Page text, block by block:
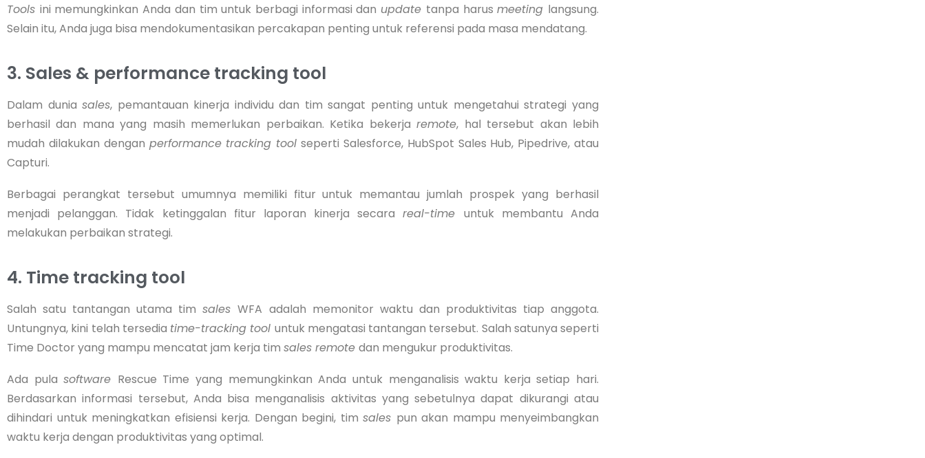
Tools ini memungkinkan Anda dan tim untuk berbagi informasi dan update tanpa harusmeeting langsung.
Selain itu, Anda juga bisa mendokumentasikan percakapan penting untuk referensi pada masa mendatang.
3. Sales & performance tracking tool
Dalam duniasales, pemantauan kinerja individu dan tim sangat penting untuk mengetahui strategi yang
berhasil dan mana yang masih memerlukan perbaikan. Ketika bekerjaremote, hal tersebut akan lebih
mudah dilakukan dengan performance tracking tool seperti Salesforce, HubSpot Sales Hub, Pipedrive, atau
Capturi.
Berbagai perangkat tersebut umumnya memiliki fitur untuk memantau jumlah prospek yang berhasil
menjadi pelanggan. Tidak ketinggalan fitur laporan kinerja secarareal-time untuk membantu Anda
melakukan perbaikan strategi.
4. Time tracking tool
Salah satu tantangan utama timsalesWFA adalah memonitor waktu dan produktivitas tiap anggota.
Untungnya, kini telah tersedia time-tracking tool untuk mengatasi tantangan tersebut. Salah satunya seperti
Time Doctor yang mampu mencatat jam kerja tim sales remote dan mengukur produktivitas.
Ada pulasoftware Rescue Time yang memungkinkan Anda untuk menganalisis waktu kerja setiap hari.
Berdasarkan informasi tersebut, Anda bisa menganalisis aktivitas yang sebetulnya dapat dikurangi atau
dihindari untuk meningkatkan efisiensi kerja. Dengan begini, tim sales pun akan mampu menyeimbangkan
waktu kerja dengan produktivitas yang optimal.